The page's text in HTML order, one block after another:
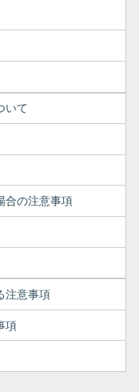
いて
合の注意事項
注意事項
項